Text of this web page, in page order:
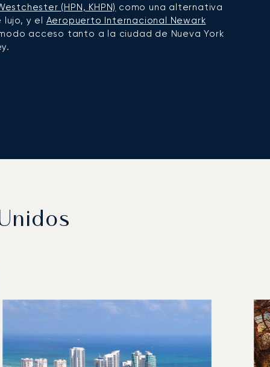
(HPN, KHPN) como una alternativa
lujo, y el Aeropuerto Internacional Newark
acceso tanto a la ciudad de Nueva York